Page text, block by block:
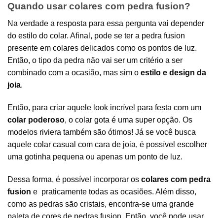
Quando usar colares com pedra fusion?
Na verdade a resposta para essa pergunta vai depender
do estilo do colar. Afinal, pode se ter a pedra fusion
presente em colares delicados como os pontos de luz.
Então, o tipo da pedra não vai ser um critério a ser
combinado com a ocasião, mas sim o estilo e design da
joia.
Então, para criar aquele look incrível para festa com um
colar poderoso, o colar gota é uma super opção. Os
modelos riviera também são ótimos! Já se você busca
aquele colar casual com cara de joia, é possível escolher
uma gotinha pequena ou apenas um ponto de luz.
Dessa forma, é possível incorporar os colares com pedra
fusion e praticamente todas as ocasiões. Além disso,
como as pedras são cristais, encontra-se uma grande
paleta de cores de pedras fusion. Então, você pode usar